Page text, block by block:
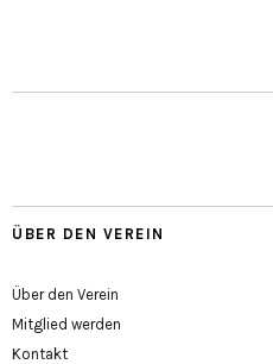
ÜBER DEN VEREIN
Über den Verein
Mitglied werden
Kontakt